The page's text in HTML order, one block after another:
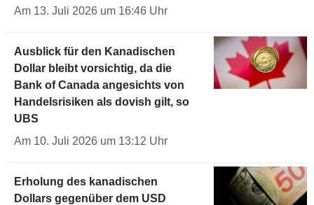
Am 13. Juli 2026 um 16:46 Uhr
Ausblick für den Kanadischen
Dollar bleibt vorsichtig, da die
Bank of Canada angesichts von
Handelsrisiken als dovish gilt, so
UBS
Am 10. Juli 2026 um 13:12 Uhr
Erholung des kanadischen
Dollars gegenüber dem USD